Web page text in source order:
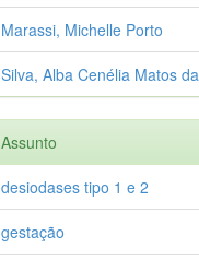
Marassi, Michelle Porto
Silva, Alba Cenélia Matos da
Assunto
desiodases tipo 1 e 2
gestação